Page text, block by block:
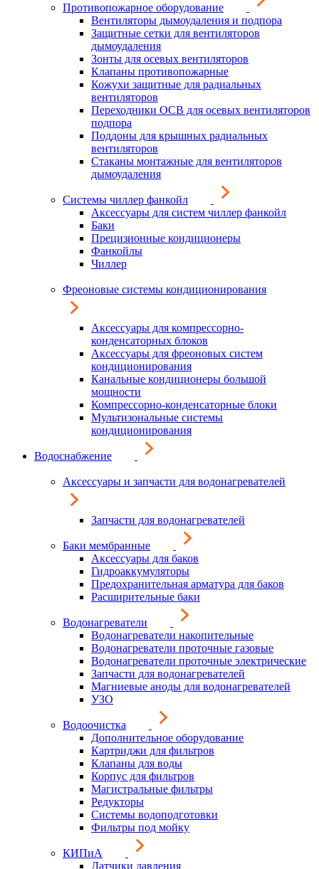
Противопожарное оборудование
Вентиляторы дымоудаления и подпора
Защитные сетки для вентиляторов
дымоудаления
Зонты для осевых вентиляторов
Клапаны противопожарные
Кожухи защитные для радиальных
вентиляторов
Переходники ОСВ для осевых вентиляторов
подпора
Поддоны для крышных радиальных
вентиляторов
Стаканы монтажные для вентиляторов
дымоудаления
Системы чиллер фанкойл
Аксессуары для систем чиллер фанкойл
Баки
Прецизионные кондиционеры
Фанкойлы
Чиллер
Фреоновые системы кондиционирования
Аксессуары для компрессорно-
конденсаторных блоков
Аксессуары для фреоновых систем
кондиционирования
Канальные кондиционеры большой
мощности
Компрессорно-конденсаторные блоки
Мультизональные системы
кондиционирования
Водоснабжение
Аксессуары и запчасти для водонагревателей
Запчасти для водонагревателей
Баки мембранные
Аксессуары для баков
Гидроаккумуляторы
Предохранительная арматура для баков
Расширительные баки
Водонагреватели
Водонагреватели накопительные
Водонагреватели проточные газовые
Водонагреватели проточные электрические
Запчасти для водонагревателей
Магниевые аноды для водонагревателей
УЗО
Водоочистка
Дополнительное оборудование
Картриджи для фильтров
Клапаны для воды
Корпус для фильтров
Магистральные фильтры
Редукторы
Системы водоподготовки
Фильтры под мойку
КИПиА
Датчики давления